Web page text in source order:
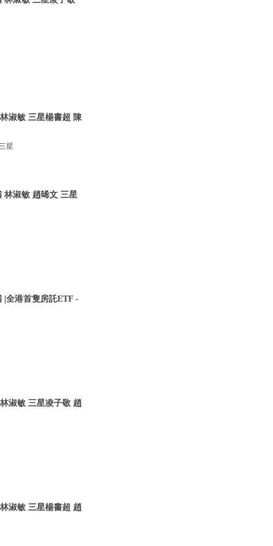
淑敏 三星楊書超 陳
星
林淑敏 趙晞文 三星
|全港首隻房託ETF -
淑敏 三星凌子敬 趙
淑敏 三星楊書超 趙